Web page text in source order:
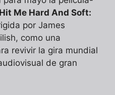
Me Hard And Soft:
por James
como una
revivir la gira mundial
de gran